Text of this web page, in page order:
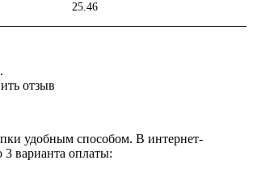
25.46
отзыв
удобным способом. В интернет-
3 варианта оплаты: